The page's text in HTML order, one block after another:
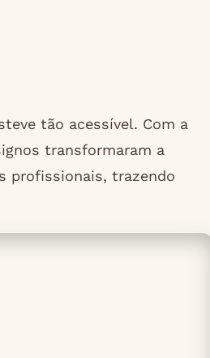
tão acessível. Com a
transformaram a
profissionais, trazendo